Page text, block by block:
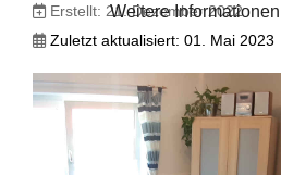
Erstellt: 21. Dezember 2022
Zuletzt aktualisiert: 01. Mai 2023
Weitere Informationen